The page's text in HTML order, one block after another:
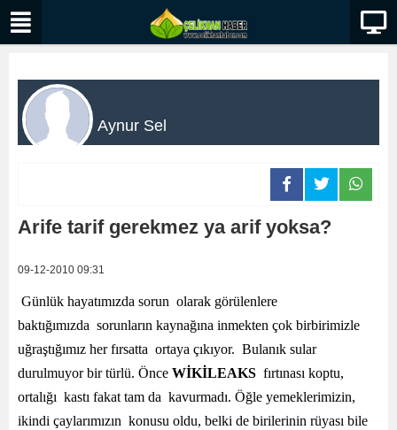
Aynur Sel
Arife tarif gerekmez ya arif yoksa?
09-12-2010 09:31
Günlük hayatımızda sorun olarak görülenlere
baktığımızda sorunların kaynağına inmekten çok birbirimizle
uğraştığımız her fırsatta ortaya çıkıyor. Bulanık sular
durulmuyor bir türlü. Önce WİKİLEAKS fırtınası koptu,
ortalığı kastı fakat tam da kavurmadı. Öğle yemeklerimizin,
ikindi çaylarımızın konusu oldu, belki de birilerinin rüyası bile